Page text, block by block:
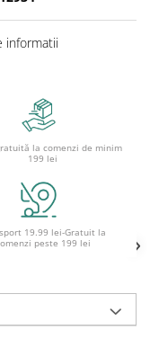
informatii
la comenzi de minim
199 lei
19.99 lei-Gratuit la
peste 199 lei